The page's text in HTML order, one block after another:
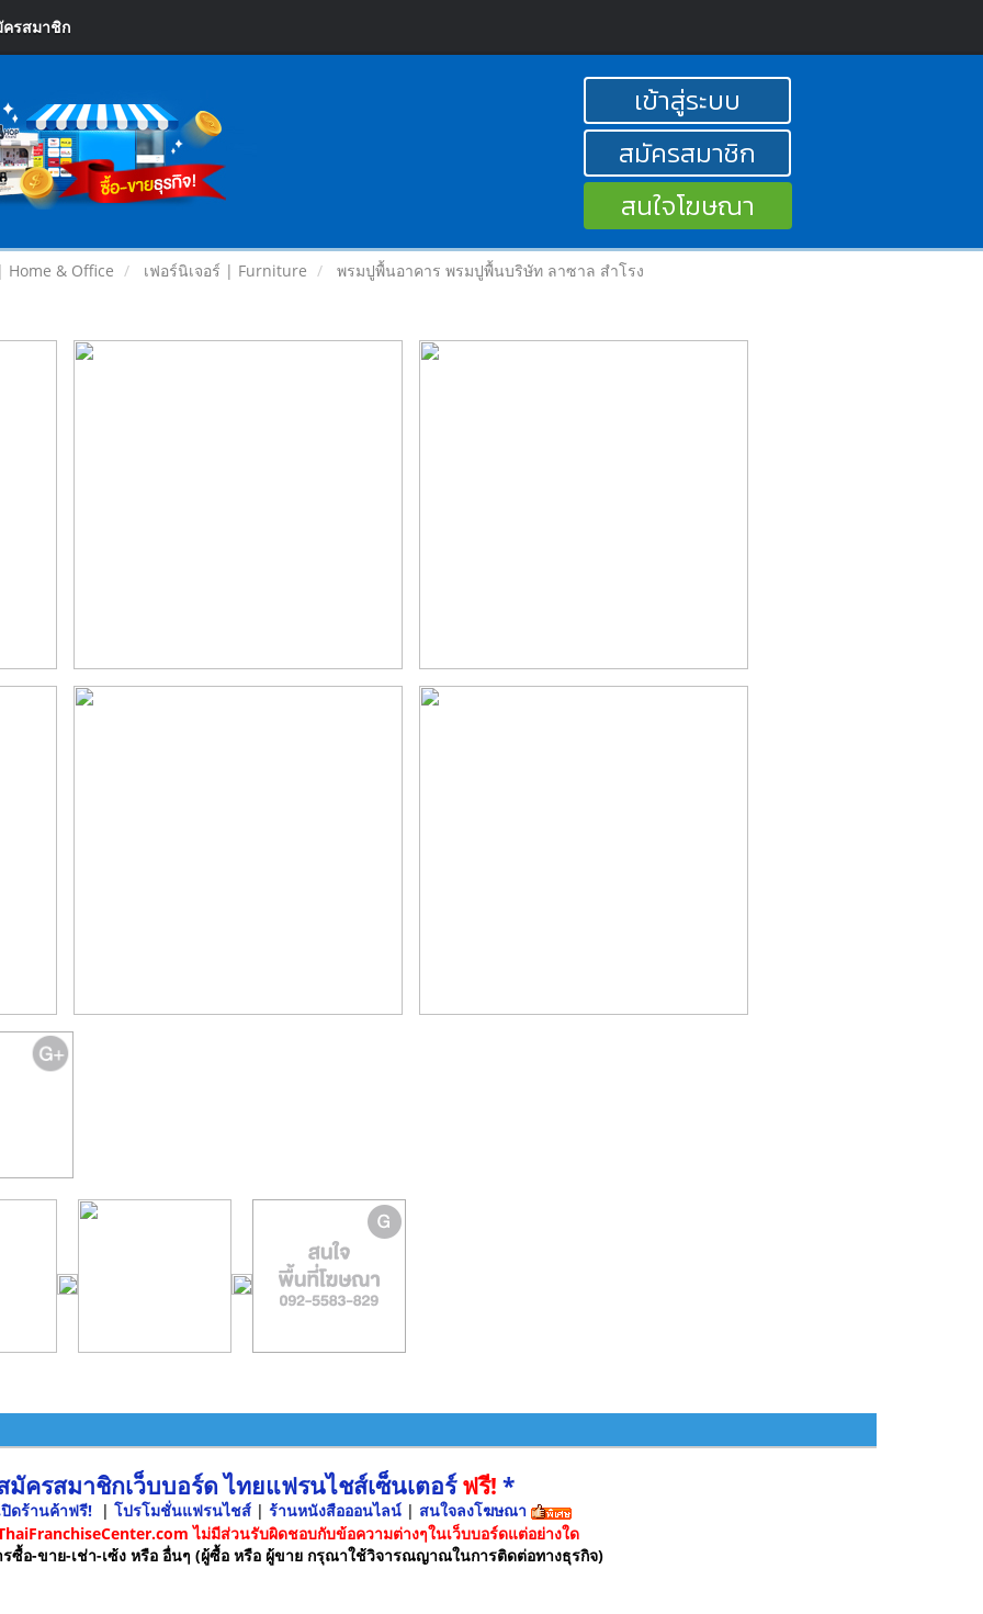
รสมาชิก
เข้าสู่ระบบ
สมัครสมาชิก
สนใจโฆษณา
& Office เฟอร์นิเจอร์ | Furniture พรมปูพื้นอาคาร พรมปูพื้นบริษัท ลาซาล สำโรง
มัครสมาชิกเว็บบอร์ด ไทยแฟรนไชส์เซ็นเตอร์ฟรี! *
ดร้านค้าฟรี! | โปรโมชั่นแฟรนไชส์ | ร้านหนังสือออนไลน์ | สนใจลงโฆษณา
ไม่มีส่วนรับผิดชอบกับข้อความต่างๆในเว็บบอร์ดแต่อย่างใด
รซื้อ-ขาย-เช่า-เซ้ง หรือ อื่นๆ (ผู้ซื้อ หรือ ผู้ขาย กรุณาใช้วิจารณญาณในการติดต่อทางธุรกิจ)